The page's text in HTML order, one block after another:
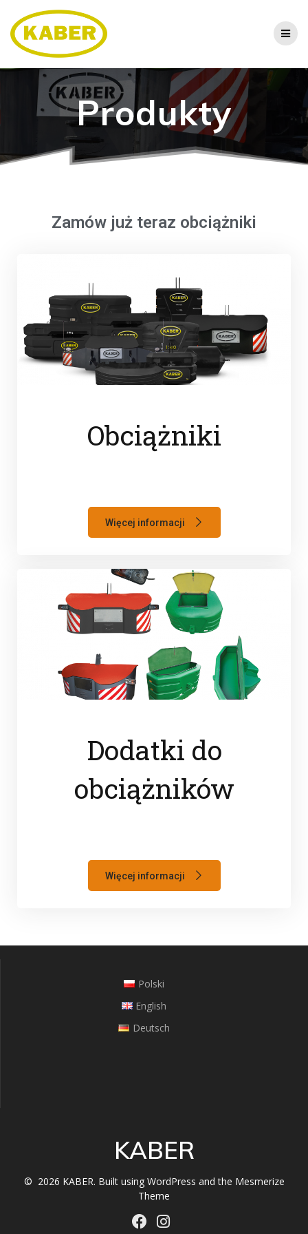
Produkty
Zamów już teraz obciążniki
Obciążniki
Więcej informacji
Dodatki do
obciążników
Więcej informacji
Polski
English
Deutsch
KABER
© 2026 KABER. Built using WordPress and the Mesmerize
Theme